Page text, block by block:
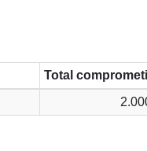
Total